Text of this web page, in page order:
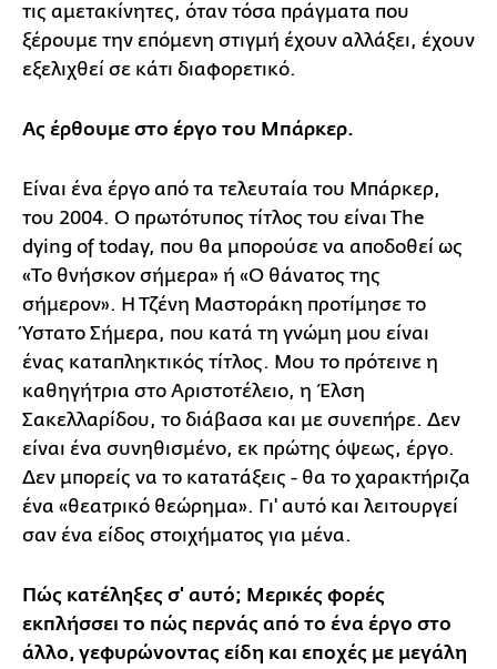
τις αμετακίνητες, όταν τόσα πράγματα που
ξέρουμε την επόμενη στιγμή έχουν αλλάξει, έχουν
εξελιχθεί σε κάτι διαφορετικό.
Ας έρθουμε στο έργο του Μπάρκερ.
Είναι ένα έργο από τα τελευταία του Μπάρκερ,
του 2004. Ο πρωτότυπος τίτλος του είναι Τhe
dying of today, που θα μπορούσε να αποδοθεί ως
«Το θνήσκον σήμερα» ή «Ο θάνατος της
σήμερον». Η Τζένη Μαστοράκη προτίμησε το
Ύστατο Σήμερα, που κατά τη γνώμη μου είναι
ένας καταπληκτικός τίτλος. Μου το πρότεινε η
καθηγήτρια στο Αριστοτέλειο, η Έλση
Σακελλαρίδου, το διάβασα και με συνεπήρε. Δεν
είναι ένα συνηθισμένο, εκ πρώτης όψεως, έργο.
Δεν μπορείς να το κατατάξεις - θα το χαρακτήριζα
ένα «θεατρικό θεώρημα». Γι' αυτό και λειτουργεί
σαν ένα είδος στοιχήματος για μένα.
Πώς κατέληξες σ' αυτό; Μερικές φορές
εκπλήσσει το πώς περνάς από το ένα έργο στο
άλλο, γεφυρώνοντας είδη και εποχές με μεγάλη